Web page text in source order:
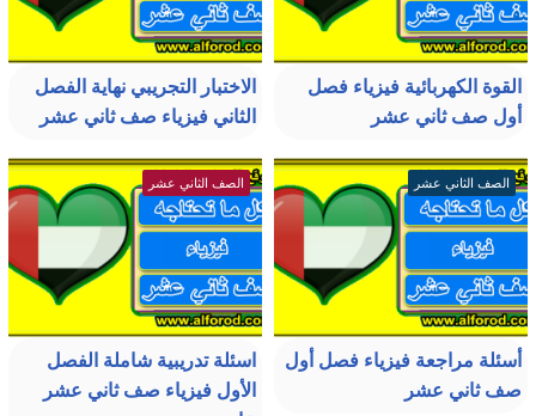
القوة الكهربائية فيزياء فصل
أول صف ثاني عشر
الاختبار التجريبي نهاية الفصل
الثاني فيزياء صف ثاني عشر
الصف الثاني عشر
أسئلة مراجعة فيزياء فصل أول
صف ثاني عشر
الصف الثاني عشر
اسئلة تدريبية شاملة الفصل
الأول فيزياء صف ثاني عشر